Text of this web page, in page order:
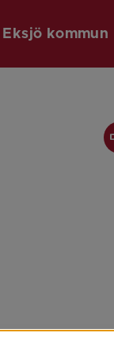
Eksjö kommun